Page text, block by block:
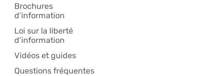
Brochures
d'information
Loi sur la liberté
d'information
Vidéos et guides
Questions fréquentes